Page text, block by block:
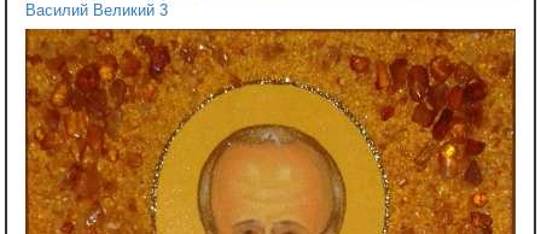
Василий Великий 3